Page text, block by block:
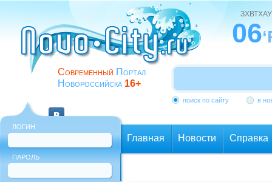
Современный Портал
Новороссийска 16+
ЗХВТХАУ
06
поиск по сайту в
ЛОГИН
ПАРОЛЬ
Главная Новости Справка